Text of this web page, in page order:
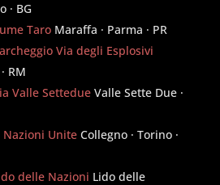
· BG
Taro Maraffa · Parma · PR
Via degli Esplosivi
RM
Valle Settedue Valle Sette Due ·
Nazioni Unite Collegno · Torino ·
delle Nazioni Lido delle